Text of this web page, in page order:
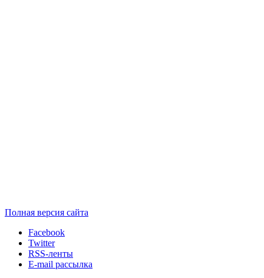
Полная версия сайта
Facebook
Twitter
RSS-ленты
E-mail рассылка